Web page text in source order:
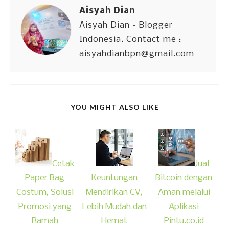
Aisyah Dian
Aisyah Dian - Blogger
Indonesia. Contact me :
aisyahdianbpn@gmail.com
YOU MIGHT ALSO LIKE
Cetak
Paper Bag
Costum, Solusi
Promosi yang
Ramah
Keuntungan
Mendirikan CV,
Lebih Mudah dan
Hemat
Jual
Bitcoin dengan
Aman melalui
Aplikasi
Pintu.co.id